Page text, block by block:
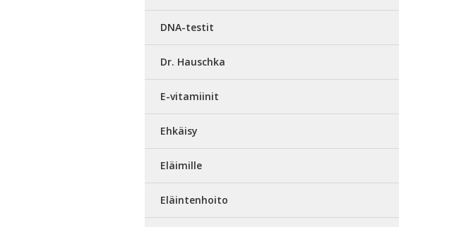
DNA-testit
Dr. Hauschka
E-vitamiinit
Ehkäisy
Eläimille
Eläintenhoito